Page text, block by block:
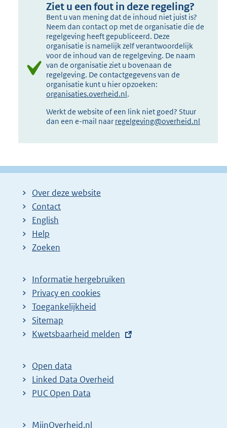
Ziet u een fout in deze regeling?
Bent u van mening dat de inhoud niet juist is?
Neem dan contact op met de organisatie die de
regelgeving heeft gepubliceerd. Deze
organisatie is namelijk zelf verantwoordelijk
voor de inhoud van de regelgeving. De naam
van de organisatie ziet u bovenaan de
regelgeving. De contactgegevens van de
organisatie kunt u hier opzoeken:
organisaties.overheid.nl.
Werkt de website of een link niet goed? Stuur
dan een e-mail naar regelgeving@overheid.nl
Over deze website
Contact
English
Help
Zoeken
Informatie hergebruiken
Privacy en cookies
Toegankelijkheid
Sitemap
E
t
e
r
Kwetsbaarheid melden
Open data
Linked Data Overheid
PUC Open Data
MijnOverheid.nl